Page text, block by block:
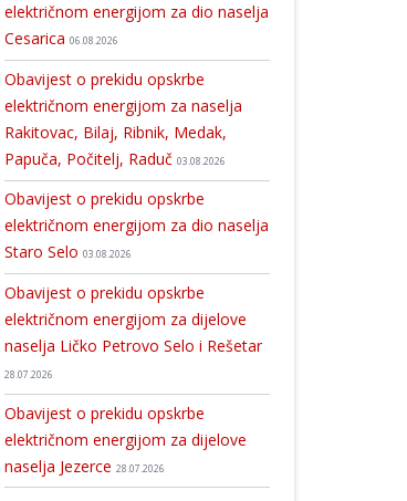
Sudionici susreta druge generacije iseljene Hrvatske G2 posjetit će danas Gospić
električnom energijom za dio naselja
Cesarica 06.08.2026
Obavijest o prekidu opskrbe
električnom energijom za naselja
Rakitovac, Bilaj, Ribnik, Medak,
Papuča, Počitelj, Raduč 03.08.2026
Obavijest o prekidu opskrbe
električnom energijom za dio naselja
Staro Selo 03.08.2026
Obavijest o prekidu opskrbe
električnom energijom za dijelove
naselja Ličko Petrovo Selo i Rešetar
28.07.2026
Obavijest o prekidu opskrbe
električnom energijom za dijelove
naselja Jezerce 28.07.2026